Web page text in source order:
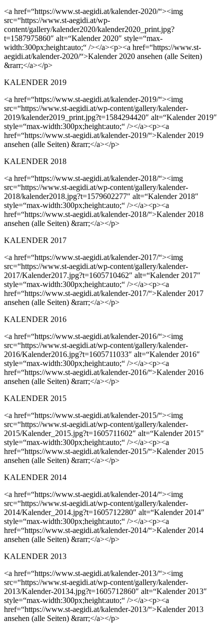
<a href=“https://www.st-aegidi.at/kalender-2020/“><img
src=“https://www.st-aegidi.at/wp-
content/gallery/kalender2020/kalender2020_print.jpg?
t=1587975860″ alt=“Kalender 2020″ style=“max-
width:300px;height:auto;“ /></a><p><a href=“https://www.st-
aegidi.at/kalender-2020/“>Kalender 2020 ansehen (alle Seiten)
&rarr;</a></p>
KALENDER 2019
<a href=“https://www.st-aegidi.at/kalender-2019/“><img
src=“https://www.st-aegidi.at/wp-content/gallery/kalender-
2019/kalender2019_print.jpg?t=1584294420″ alt=“Kalender 2019″
style=“max-width:300px;height:auto;“ /></a><p><a
href=“https://www.st-aegidi.at/kalender-2019/“>Kalender 2019
ansehen (alle Seiten) &rarr;</a></p>
KALENDER 2018
<a href=“https://www.st-aegidi.at/kalender-2018/“><img
src=“https://www.st-aegidi.at/wp-content/gallery/kalender-
2018/kalender2018.jpg?t=1579602277″ alt=“Kalender 2018″
style=“max-width:300px;height:auto;“ /></a><p><a
href=“https://www.st-aegidi.at/kalender-2018/“>Kalender 2018
ansehen (alle Seiten) &rarr;</a></p>
KALENDER 2017
<a href=“https://www.st-aegidi.at/kalender-2017/“><img
src=“https://www.st-aegidi.at/wp-content/gallery/kalender-
2017/Kalender2017.jpg?t=1605710462″ alt=“Kalender 2017″
style=“max-width:300px;height:auto;“ /></a><p><a
href=“https://www.st-aegidi.at/kalender-2017/“>Kalender 2017
ansehen (alle Seiten) &rarr;</a></p>
KALENDER 2016
<a href=“https://www.st-aegidi.at/kalender-2016/“><img
src=“https://www.st-aegidi.at/wp-content/gallery/kalender-
2016/Kalender2016.jpg?t=1605711033″ alt=“Kalender 2016″
style=“max-width:300px;height:auto;“ /></a><p><a
href=“https://www.st-aegidi.at/kalender-2016/“>Kalender 2016
ansehen (alle Seiten) &rarr;</a></p>
KALENDER 2015
<a href=“https://www.st-aegidi.at/kalender-2015/“><img
src=“https://www.st-aegidi.at/wp-content/gallery/kalender-
2015/Kalender_2015.jpg?t=1605711602″ alt=“Kalender 2015″
style=“max-width:300px;height:auto;“ /></a><p><a
href=“https://www.st-aegidi.at/kalender-2015/“>Kalender 2015
ansehen (alle Seiten) &rarr;</a></p>
KALENDER 2014
<a href=“https://www.st-aegidi.at/kalender-2014/“><img
src=“https://www.st-aegidi.at/wp-content/gallery/kalender-
2014/Kalender_2014.jpg?t=1605712280″ alt=“Kalender 2014″
style=“max-width:300px;height:auto;“ /></a><p><a
href=“https://www.st-aegidi.at/kalender-2014/“>Kalender 2014
ansehen (alle Seiten) &rarr;</a></p>
KALENDER 2013
<a href=“https://www.st-aegidi.at/kalender-2013/“><img
src=“https://www.st-aegidi.at/wp-content/gallery/kalender-
2013/Kalender-20134.jpg?t=1605712860″ alt=“Kalender 2013″
style=“max-width:300px;height:auto;“ /></a><p><a
href=“https://www.st-aegidi.at/kalender-2013/“>Kalender 2013
ansehen (alle Seiten) &rarr;</a></p>